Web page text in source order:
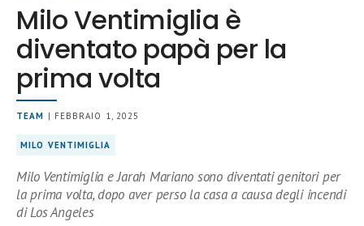
Milo Ventimiglia è
diventato papà per la
prima volta
TEAM | FEBBRAIO 1, 2025
MILO VENTIMIGLIA
Milo Ventimiglia e Jarah Mariano sono diventati genitori per
la prima volta, dopo aver perso la casa a causa degli incendi
di Los Angeles